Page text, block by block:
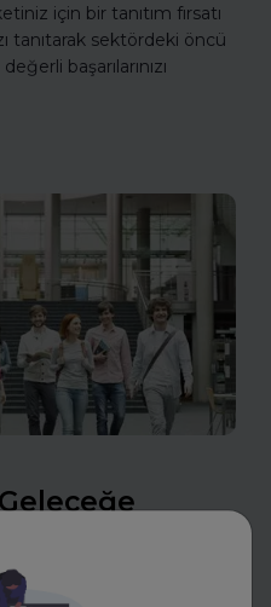
için bir tanıtım fırsatı
tanıtarak sektördeki öncü
başarılarınızı